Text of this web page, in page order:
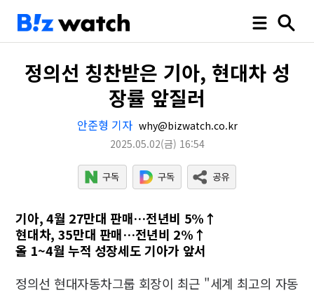
정의선 칭찬받은 기아, 현대차 성
장률 앞질러
안준형 기자 why@bizwatch.co.kr
2025.05.02(금) 16:54
기아, 4월 27만대 판매…전년비 5%↑
현대차, 35만대 판매…전년비 2%↑
올 1~4월 누적 성장세도 기아가 앞서
정의선 현대자동차그룹 회장이 최근 "세계 최고의 자동